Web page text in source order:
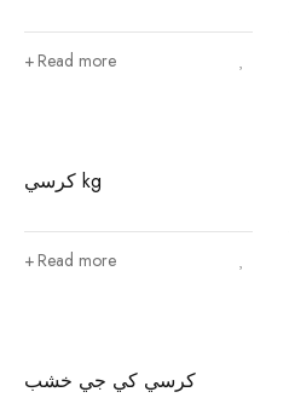
Read more
كرسي kg
Read more
كرسي كي جي خشب